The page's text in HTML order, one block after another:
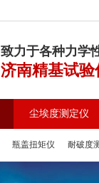
致力于各种力学
济南精基试
尘埃度测定仪
瓶盖扭矩仪 耐破度